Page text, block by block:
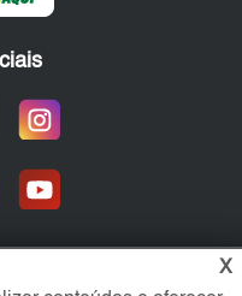
X